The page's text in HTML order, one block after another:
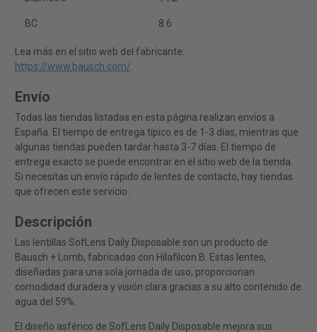
BC 8.6
Lea más en el sitio web del fabricante:
https://www.bausch.com/.
Envío
Todas las tiendas listadas en esta página realizan envíos a
España. El tiempo de entrega típico es de 1-3 días, mientras que
algunas tiendas pueden tardar hasta 3-7 días. El tiempo de
entrega exacto se puede encontrar en el sitio web de la tienda.
Si necesitas un envío rápido de lentes de contacto, hay tiendas
que ofrecen este servicio.
Descripción
Las lentillas SofLens Daily Disposable son un producto de
Bausch + Lomb, fabricadas con Hilafilcon B. Estas lentes,
diseñadas para una sola jornada de uso, proporcionan
comodidad duradera y visión clara gracias a su alto contenido de
agua del 59%.
El diseño asférico de SofLens Daily Disposable mejora sus